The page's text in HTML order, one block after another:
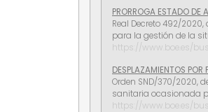
PRORROGA ESTADO DE
Real Decreto 492/
para la gestión de la
https://www.boe.es/
DESPLAZAMIENTOS
Orden SND/370/2020,
sanitaria ocasionada
https://www.boe.es/